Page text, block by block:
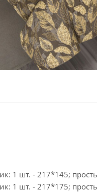
1 шт. - 217*145;
1 шт. - 217*175;